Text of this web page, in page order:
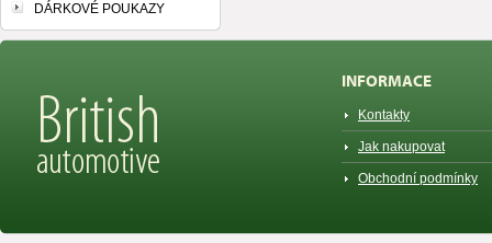
DÁRKOVÉ POUKAZY
INFORMACE
Kontakty
Jak nakupovat
Obchodní podmínky